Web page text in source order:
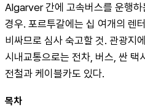
Algarver 간에 고속버스를 운행
경우. 포르투갈에는 십 여개의 렌
비싸므로 심사 숙고할 것. 관광지
시내교통으로는 전차, 버스, 싼 택
전철과 케이블카도 있다.
목차